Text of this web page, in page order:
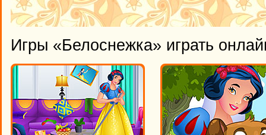
Игры «Белоснежка» играть